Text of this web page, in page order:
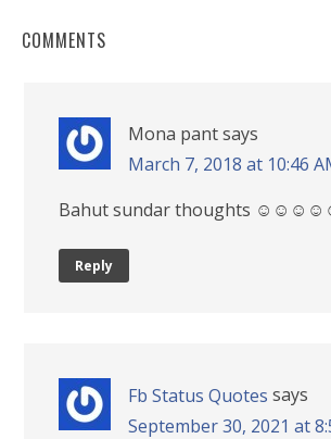
COMMENTS
Mona pantsays
March 7, 2018 at 10:46
Bahut sundar thoughts
Reply
Fb Status Quotes says
September 30, 2021 at